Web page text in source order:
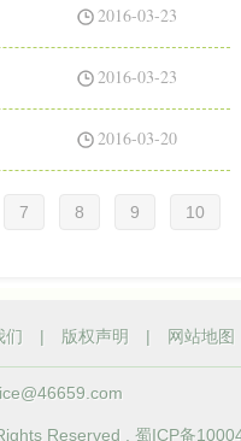
2016-03-23
2016-03-23
2016-03-20
7 8 9
10
们 | 版权声明 | 网站地图
Reserved . 蜀ICP备